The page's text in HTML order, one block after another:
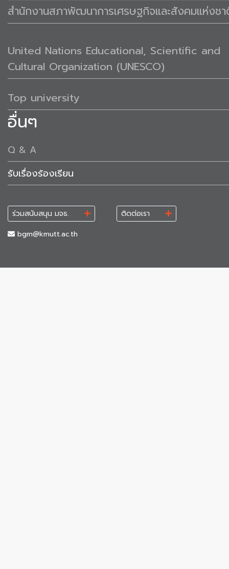
สำนักงานสภาพัฒนาการเศรษฐกิจและสังคมแห่งช
United Nations Educational, Scientific and
Cultural Organization (UNESCO)
Top university
อื่นๆ
Q & A
รับเรื่องร้องเรียน
ร่วมสนับสนุน มจธ.
ติดต่อเรา
bgm@kmutt.ac.th